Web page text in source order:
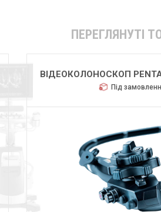
ПЕРЕГЛЯНУТІ
ВІДЕОКОЛОНОСКОП
Під